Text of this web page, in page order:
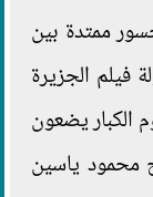
ممتدة بين
فيلم الجزيرة
الكبار يضعون
محمود ياسين